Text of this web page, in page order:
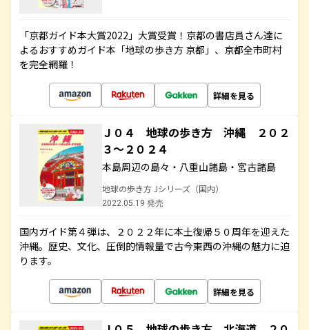
「京都ガイド本大賞2022」大賞受賞！京都の書店員さん達に
よるおすすめガイド本「地球の歩き方 京都」、京都全市町村
を完全網羅！
詳細を見る
Ｊ０４ 地球の歩き方 沖縄 ２０２
３～２０２４
本島周辺の島々・八重山諸島・宮古諸島
地球の歩き方 Jシリーズ（国内）
2022.05.19 発売
国内ガイド第４弾は、２０２２年に本土復帰５０周年を迎えた
沖縄。歴史、文化、圧倒的情報量で古今東西の沖縄の魅力に迫
ります。
詳細を見る